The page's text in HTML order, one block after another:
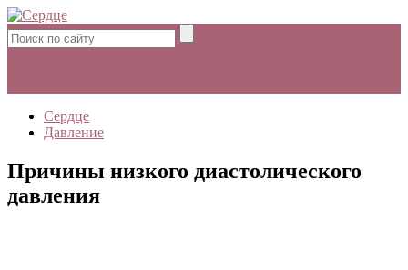
Сердце
Давление
Причины низкого диастолического
давления